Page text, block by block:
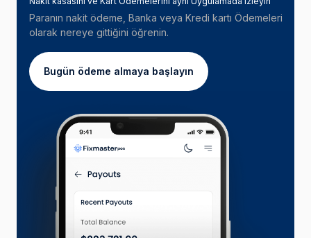
Paranın nakit ödeme, Banka veya Kredi kartı Ödemeleri
olarak nereye gittiğini öğrenin.
Bugün ödeme almaya başlayın